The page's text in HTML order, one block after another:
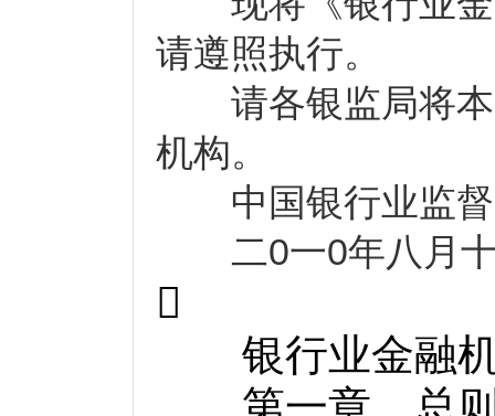
请遵照执行。
请各银监局将本
机构。
中国银行业监督
二0一0年八月

银行业金融机